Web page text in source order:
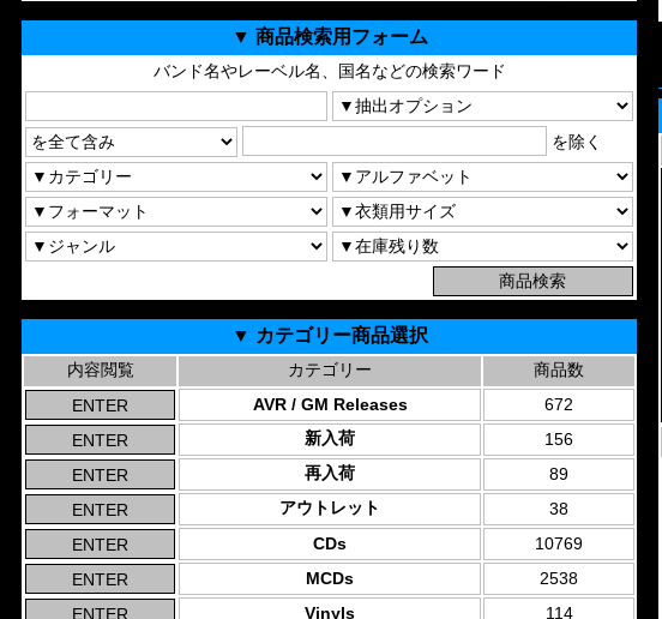
▼ 商品検索用フォーム
バンド名やレーベル名、国名などの検索ワード
を除く
▼ カテゴリー商品選択
内容閲覧 カテゴリー
商品数
AVR / GM Releases
672
新入荷
156
再入荷
89
アウトレット
38
CDs
10769
MCDs
2538
Vinyls
114